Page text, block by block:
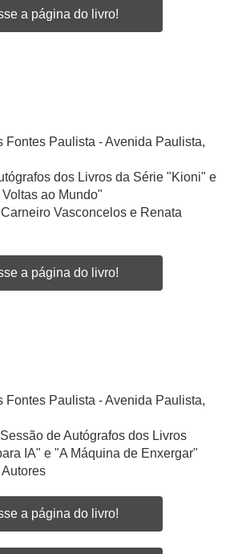
a página do livro!
Fontes Paulista - Avenida Paulista,
dos Livros da Série "Kioni" e
ao Mundo"
Vasconcelos e Renata
a página do livro!
Fontes Paulista - Avenida Paulista,
de Autógrafos dos Livros
IA" e "A Máquina de Enxergar"
a página do livro!